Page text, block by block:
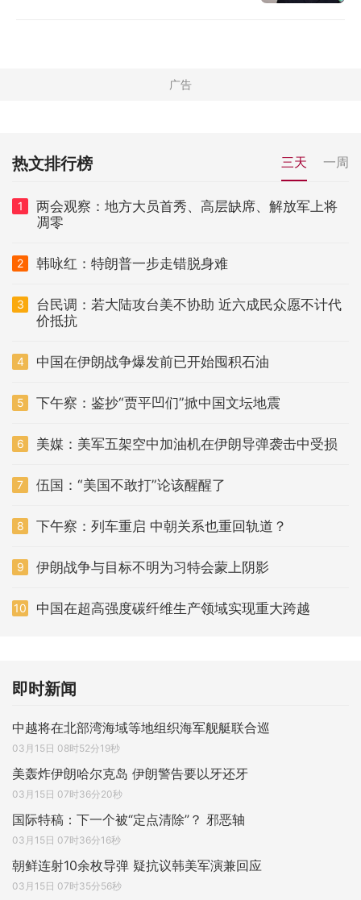
热文排行榜 三天 一周
1
两会观察：地方大员首秀、高层缺席、解放军上将
凋零
2 韩咏红：特朗普一步走错脱身难
3
台民调：若大陆攻台美不协助 近六成民众愿不计代
价抵抗
4 中国在伊朗战争爆发前已开始囤积石油
5 下午察：鉴抄“贾平凹们”掀中国文坛地震
6 美媒：美军五架空中加油机在伊朗导弹袭击中受损
7 伍国：“美国不敢打”论该醒醒了
8 下午察：列车重启 中朝关系也重回轨道？
9 伊朗战争与目标不明为习特会蒙上阴影
10 中国在超高强度碳纤维生产领域实现重大跨越
即时新闻
中越将在北部湾海域等地组织海军舰艇联合巡
03月15日 08时52分19秒
美轰炸伊朗哈尔克岛 伊朗警告要以牙还牙
03月15日 07时36分20秒
国际特稿：下一个被“定点清除”？ 邪恶轴
03月15日 07时36分16秒
朝鲜连射10余枚导弹 疑抗议韩美军演兼回应
03月15日 07时35分56秒